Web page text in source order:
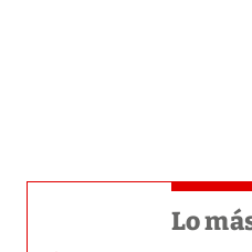
Lo